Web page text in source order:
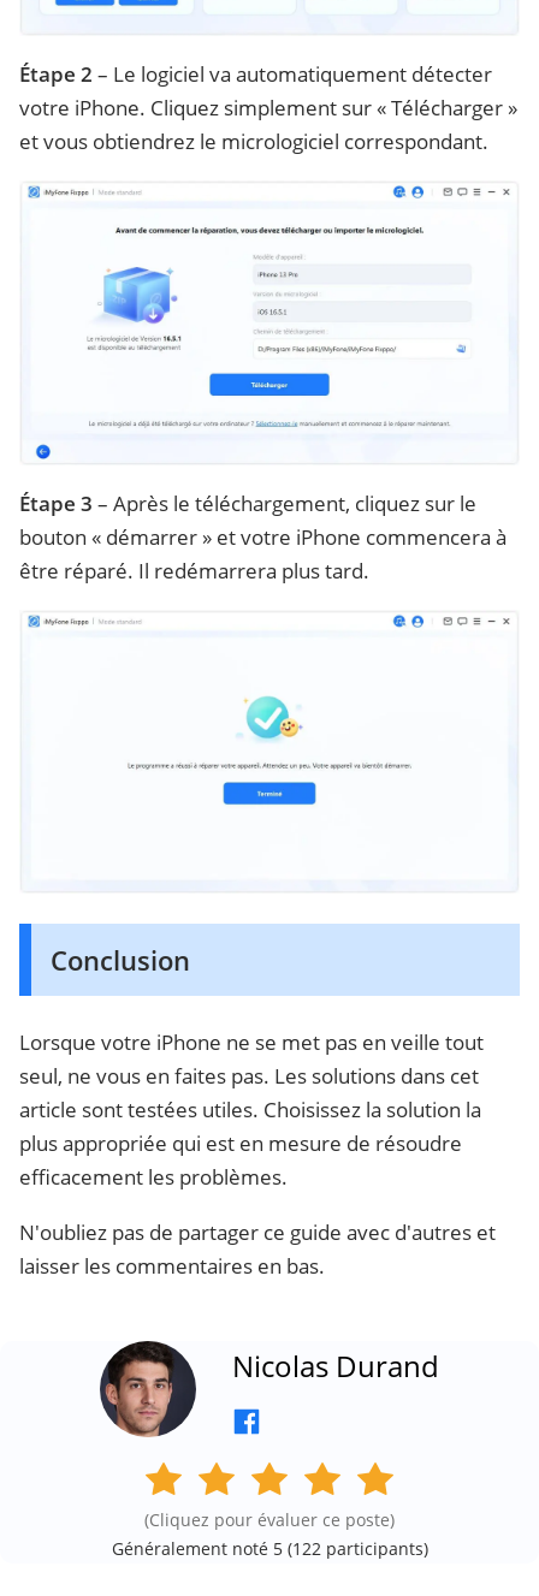
Étape 2 – Le logiciel va automatiquement détecter
votre iPhone. Cliquez simplement sur « Télécharger »
et vous obtiendrez le micrologiciel correspondant.
Étape 3 – Après le téléchargement, cliquez sur le
bouton « démarrer » et votre iPhone commencera à
être réparé. Il redémarrera plus tard.
Conclusion
Lorsque votre iPhone ne se met pas en veille tout
seul, ne vous en faites pas. Les solutions dans cet
article sont testées utiles. Choisissez la solution la
plus appropriée qui est en mesure de résoudre
efficacement les problèmes.
N'oubliez pas de partager ce guide avec d'autres et
laisser les commentaires en bas.
Nicolas Durand
(Cliquez pour évaluer ce poste)
Généralement noté 5 (122participants)